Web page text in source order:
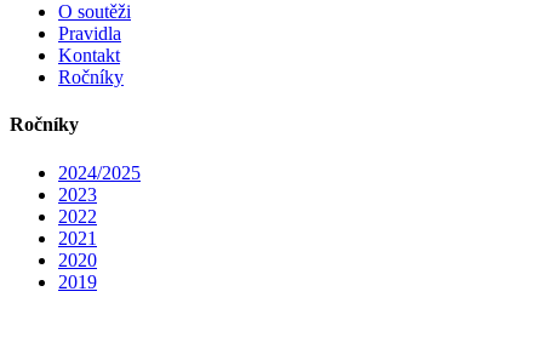
O soutěži
Pravidla
Kontakt
Ročníky
Ročníky
2024/2025
2023
2022
2021
2020
2019